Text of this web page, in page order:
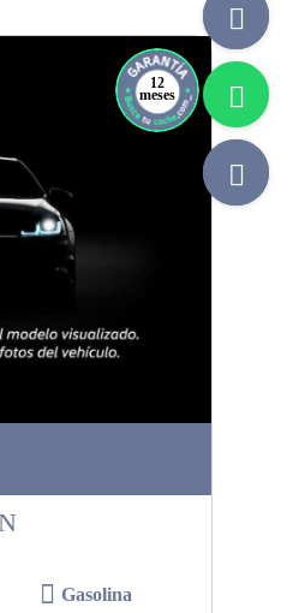
12
meses
Gasolina